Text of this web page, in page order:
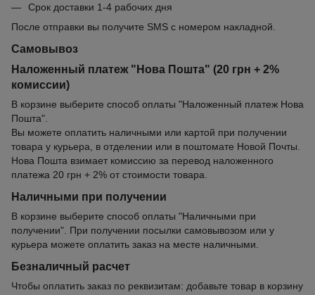
Срок доставки 1-4 рабочих дня
После отправки вы получите SMS с номером накладной.
Самовывоз
Наложенный платеж "Нова Пошта" (20 грн + 2%
комиссии)
В корзине выберите способ оплаты "Наложенный платеж Нова
Пошта".
Вы можете оплатить наличными или картой при получении
товара у курьера, в отделении или в поштомате Новой Почты.
Нова Пошта взимает комиссию за перевод наложенного
платежа 20 грн + 2% от стоимости товара.
Наличными при получении
В корзине выберите способ оплаты "Наличными при
получении". При получении посылки самовывозом или у
курьера можете оплатить заказ на месте наличными.
Безналичный расчет
Чтобы оплатить заказ по реквизитам: добавьте товар в корзину